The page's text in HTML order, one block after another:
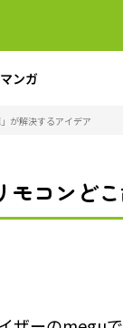
マンガ
が解決するアイデア
コンど